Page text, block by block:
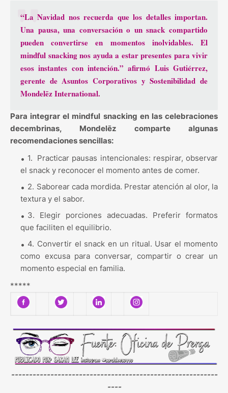
“La Navidad nos recuerda que los detalles importan.
Una pausa, una conversación o un snack compartido
pueden convertirse en momentos inolvidables. El
mindful snacking nos ayuda a estar presentes para vivir
esos instantes con intención.” afirmó Luis Gutiérrez,
gerente de Asuntos Corporativos y Sostenibilidad de
Mondelēz International.
Para integrar el mindful snacking en las celebraciones
decembrinas, Mondelēz comparte algunas
recomendaciones sencillas:
1. Practicar pausas intencionales: respirar, observar
el snack y reconocer el momento antes de comer.
2. Saborear cada mordida. Prestar atención al olor, la
textura y el sabor.
3.
Elegir porciones adecuadas. Preferir formatos
que faciliten el equilibrio.
4. Convertir el snack en un ritual. Usar el momento
como excusa para conversar, compartir o crear un
momento especial en familia.
*****
----------------------------------------------------------
----